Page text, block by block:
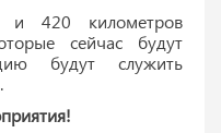
и 420 километров
сейчас будут
будут служить